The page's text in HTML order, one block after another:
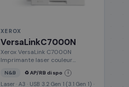
XEROX
VersaLinkC7000N
Xerox VersaLink C7000N
Imprimante laser couleur
N&B ♻️ AP/RB dispo i
Laser · A3 · USB 3.2 Gen 1 (3.1 Gen 1) ·